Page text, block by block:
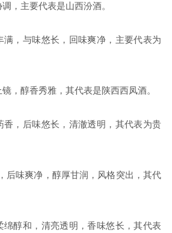
，主要代表是山西汾酒。
满，与味悠长，回味爽净，主要代表为
，醇香秀雅，其代表是陕西西凤酒。
香，后味悠长，清澈透明，其代表为贵
后味爽净，醇厚甘润，风格突出，其代
绵醇和，清亮透明，香味悠长，其代表